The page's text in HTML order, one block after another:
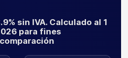
sin IVA. Calculado al 1
para fines